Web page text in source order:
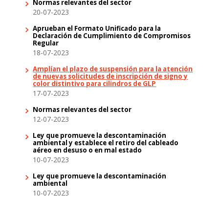
Normas relevantes del sector
20-07-2023
Aprueban el Formato Unificado para la
Declaración de Cumplimiento de Compromisos
Regular
18-07-2023
Amplían el plazo de suspensión para la atención
de nuevas solicitudes de inscripción de signo y
color distintivo para cilindros de GLP
17-07-2023
Normas relevantes del sector
12-07-2023
Ley que promueve la descontaminación
ambiental y establece el retiro del cableado
aéreo en desuso o en mal estado
10-07-2023
Ley que promueve la descontaminación
ambiental
10-07-2023